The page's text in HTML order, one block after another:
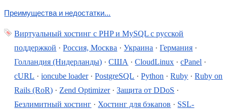
Преимущества и недостатки...
Виртуальный хостинг c PHP и MySQL с русской
поддержкой ·Россия, Москва ·Украина ·Германия ·
Голландия (Нидерланды) ·США ·CloudLinux ·cPanel ·
cURL ·ioncube loader·PostgreSQL ·Python ·Ruby ·Ruby on
Rails (RoR) ·Zend Optimizer·Защита от DDoS ·
Безлимитный хостинг ·Хостинг для бэкапов · SSL-